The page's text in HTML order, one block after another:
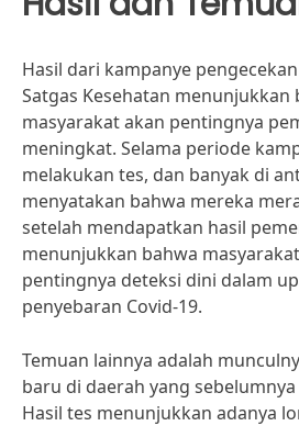
Hasil dari kampanye
Satgas Kesehatan menunjukkan
masyarakat akan pentingnya
meningkat. Selama periode
melakukan tes, dan banyak di
menyatakan bahwa mereka
setelah mendapatkan hasil
menunjukkan bahwa
pentingnya deteksi dini dalam
penyebaran Covid-19.
Temuan lainnya adalah
baru di daerah yang
Hasil tes menunjukkan adanya